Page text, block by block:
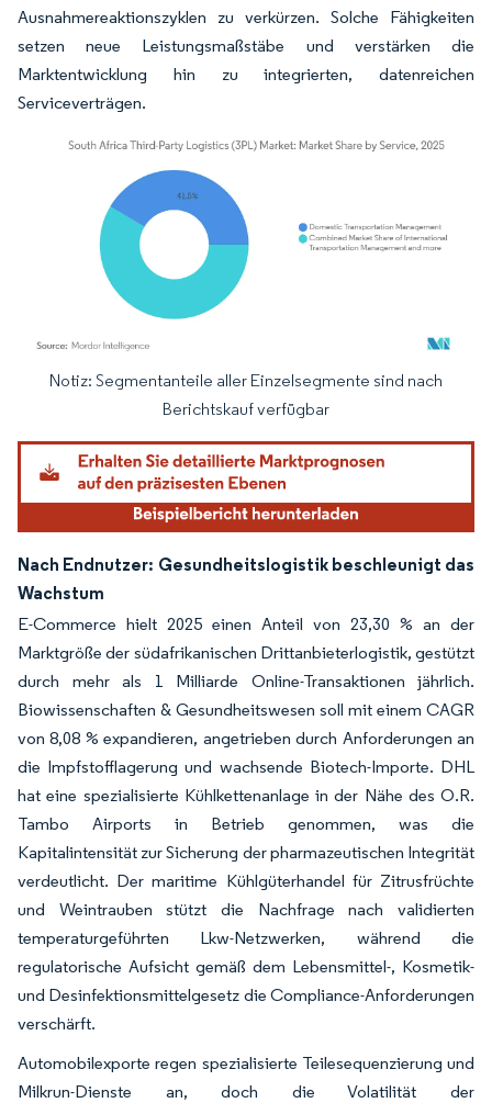
Ausnahmereaktionszyklen zu verkürzen. Solche Fähigkeiten
setzen neue Leistungsmaßstäbe und verstärken die
Marktentwicklung hin zu integrierten, datenreichen
Serviceverträgen.
Bild © Mordor Intelligence. Wiederverwendung erfordert Namensnennung
Notiz: Segmentanteile aller Einzelsegmente sind nach
Berichtskauf verfügbar
Nach Endnutzer: Gesundheitslogistik beschleunigt das
Wachstum
E-Commerce hielt 2025 einen Anteil von 23,30 % an der
Marktgröße der südafrikanischen Drittanbieterlogistik, gestützt
durch mehr als 1 Milliarde Online-Transaktionen jährlich.
Biowissenschaften & Gesundheitswesen soll mit einem CAGR
von 8,08 % expandieren, angetrieben durch Anforderungen an
die Impfstofflagerung und wachsende Biotech-Importe. DHL
hat eine spezialisierte Kühlkettenanlage in der Nähe des O.R.
Tambo Airports in Betrieb genommen, was die
Kapitalintensität zur Sicherung der pharmazeutischen Integrität
verdeutlicht. Der maritime Kühlgüterhandel für Zitrusfrüchte
und Weintrauben stützt die Nachfrage nach validierten
temperaturgeführten Lkw-Netzwerken, während die
regulatorische Aufsicht gemäß dem Lebensmittel-, Kosmetik-
und Desinfektionsmittelgesetz die Compliance-Anforderungen
verschärft.
Automobilexporte regen spezialisierte Teilesequenzierung und
Milkrun-Dienste an, doch die Volatilität der